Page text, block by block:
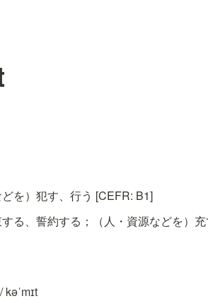
どを）犯す、行う [CEFR: B1]
する、誓約する；（人・資源などを）